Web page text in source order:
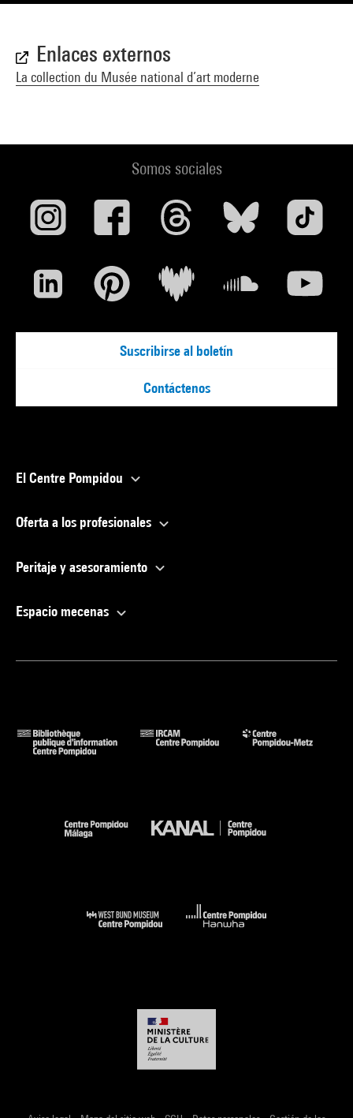
Enlaces externos
La collection du Musée national d’art moderne
Somos sociales
Suscribirse al boletín
Contáctenos
El Centre Pompidou
Oferta a los profesionales
Peritaje y asesoramiento
Espacio mecenas